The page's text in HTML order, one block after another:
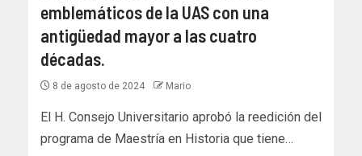
emblemáticos de la UAS con una
antigüedad mayor a las cuatro
décadas.
8 de agosto de 2024 Mario
El H. Consejo Universitario aprobó la reedición del
programa de Maestría en Historia que tiene…